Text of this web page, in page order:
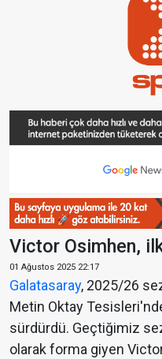
Victor Osimhen, ilk
01 Ağustos 2025 22:17
Galatasaray, 2025/26
Metin Oktay
sürdürdü. Geçtiğimiz
olarak forma giyen Victor